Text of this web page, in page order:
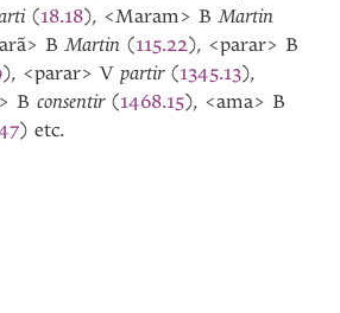
(18.18), <Maram> BMartin
BMartin(115.22), <parar> B
), <parar> Vpartir(1345.13),
Bconsentir(1468.15), <ama> B
) etc.